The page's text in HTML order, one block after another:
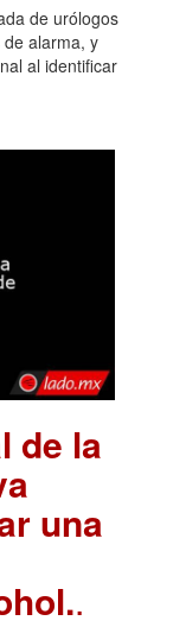
de urólogos
alarma, y
al identificar
de la
una
.